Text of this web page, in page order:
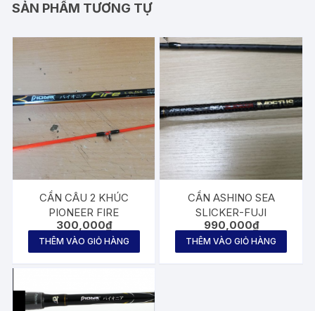
SẢN PHẨM TƯƠNG TỰ
CẦN CÂU 2 KHÚC
PIONEER FIRE
300,000₫
THÊM VÀO GIỎ HÀNG
CẦN ASHINO SEA
SLICKER-FUJI
990,000₫
THÊM VÀO GIỎ HÀNG